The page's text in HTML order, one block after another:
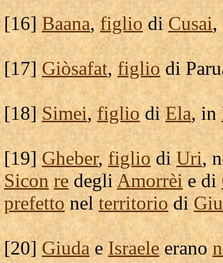
[16]Baana,figliodiCusai,
[17]Giòsafat,figliodi
[18]Simei,figliodiEla, in
[19]Gheber,figliodiUri,
Sicon redegliAmorrèie di
prefettonelterritoriodi
[20]GiudaeIsraeleerano